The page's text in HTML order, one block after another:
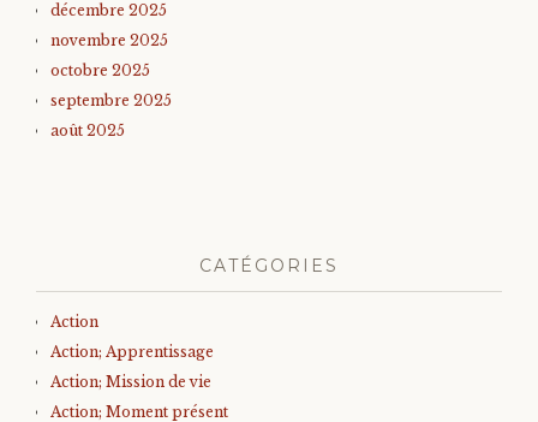
décembre 2025
novembre 2025
octobre 2025
septembre 2025
août 2025
CATÉGORIES
Action
Action; Apprentissage
Action; Mission de vie
Action; Moment présent